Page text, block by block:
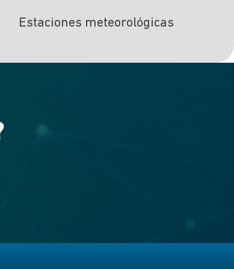
Estaciones meteorológicas